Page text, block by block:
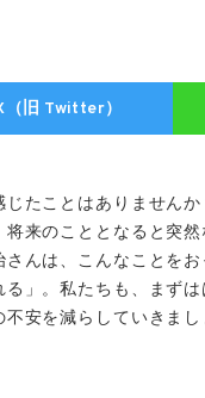
（旧 Twitter）
たことはありません
来のこととなると突
んは、こんなことをお
」。私たちも、まずは
安を減らしていきまし